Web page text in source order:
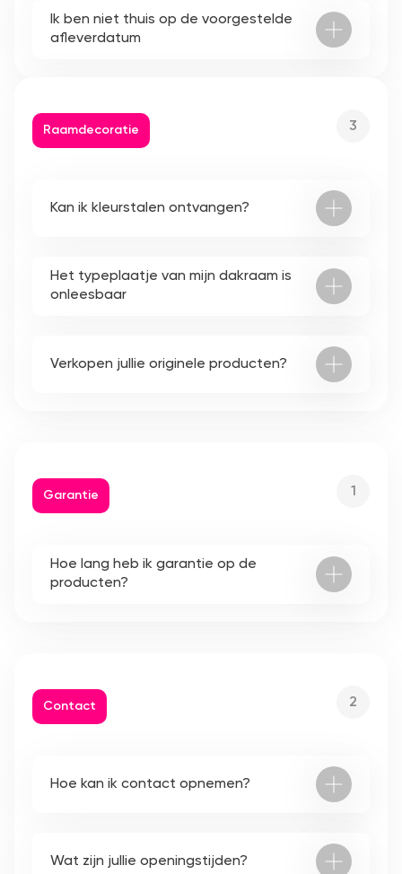
Ik ben niet thuis op de voorgestelde
afleverdatum
Raamdecoratie 3
Kan ik kleurstalen ontvangen?
Het typeplaatje van mijn dakraam is
onleesbaar
Verkopen jullie originele producten?
Garantie 1
Hoe lang heb ik garantie op de
producten?
Contact 2
Hoe kan ik contact opnemen?
Wat zijn jullie openingstijden?